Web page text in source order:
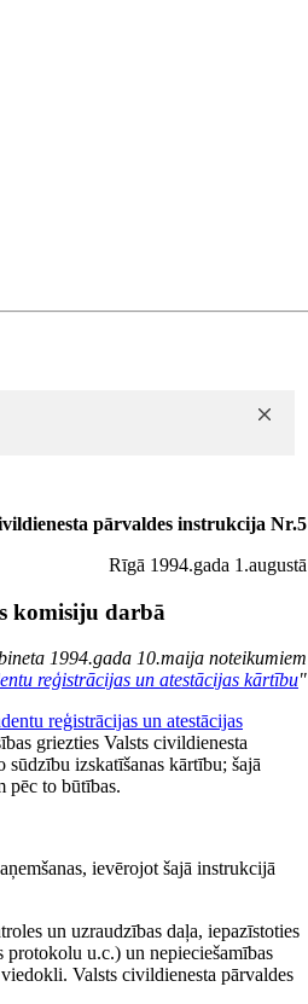
pārvaldes instrukcija Nr.5
Rīgā 1994.gada 1.augustā
komisiju darbā
1994.gada 10.maija noteikumiem
reģistrācijas un atestācijas kārtību"
reģistrācijas un atestācijas
griezties Valsts civildienesta
sūdzību izskatīšanas kārtību; šajā
pēc to būtības.
ievērojot šajā instrukcijā
un uzraudzības daļa, iepazīstoties
protokolu u.c.) un nepieciešamības
Valsts civildienesta pārvaldes